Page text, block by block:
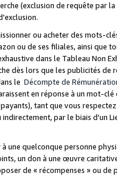
(exclusion de requête
ou acheter des mots-
ou de ses filiales, ainsi que
dans le Tableau Non
dès lors que les publicités de
le Décompte de
en réponse à un mot-
tant que vous
par le biais d'un
une quelconque personne
un don à une œuvre
de « récompenses » ou